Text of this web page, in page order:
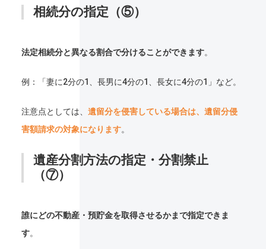
相続分の指定（⑤）
法定相続分と異なる割合で分けることができます。
例：「妻に2分の1、長男に4分の1、長女に4分の1」など。
注意点としては、 遺留分を侵害している場合は、遺留分侵
害額請求の対象になります。
遺産分割方法の指定・分割禁止
（⑦）
誰にどの不動産・預貯金を取得させるかまで指定できま
す。